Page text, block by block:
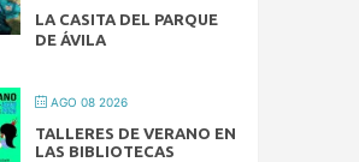
LA CASITA DEL PARQUE
DE ÁVILA
AGO 08 2026
TALLERES DE VERANO EN
LAS BIBLIOTECAS